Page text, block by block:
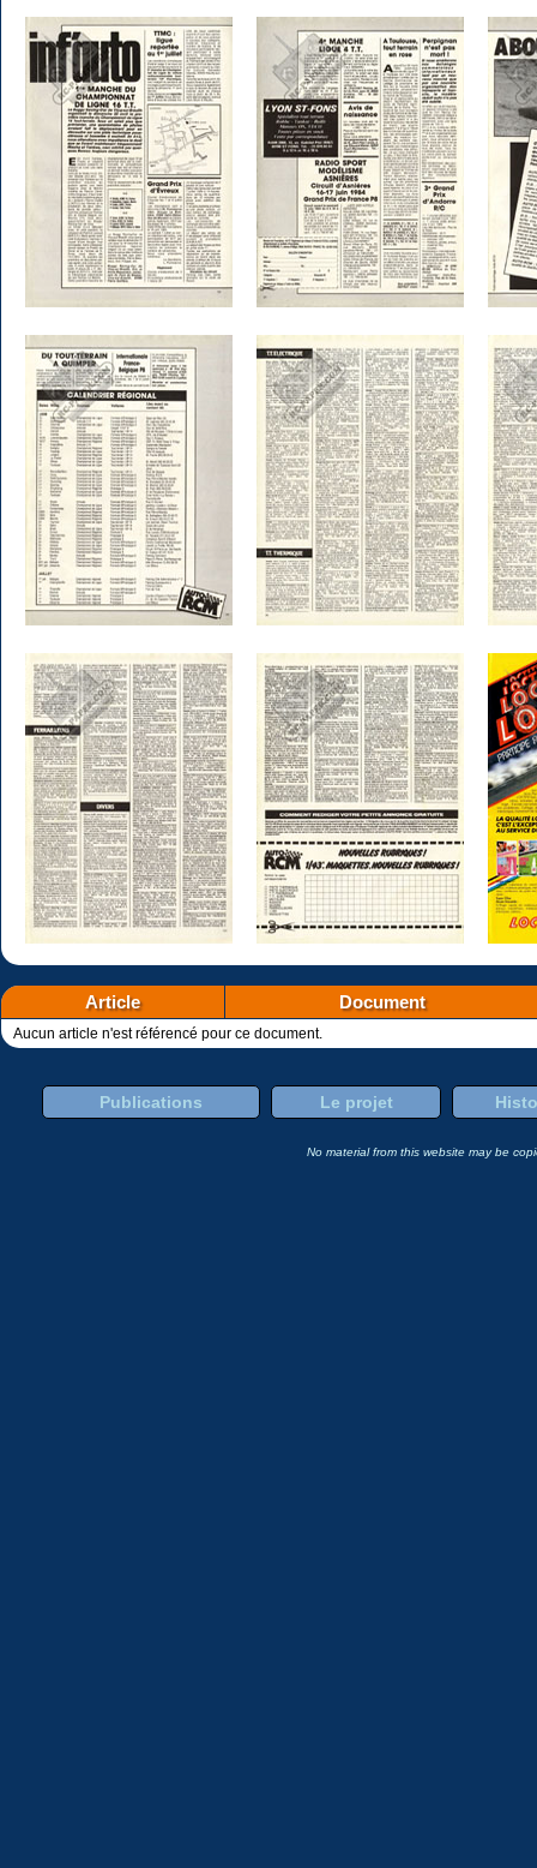
Article Document
Aucun article n'est référencé pour ce document.
Publications Le projet
No material from this website may be